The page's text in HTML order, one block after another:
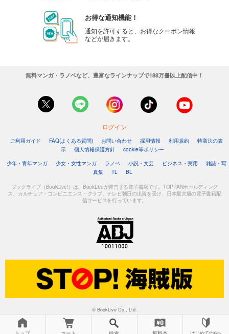
お得な通知機能！
通知を許可すると、お得なクーポン情報
などが届きます。
無料マンガ・ラノベなど、豊富なラインナップで188万冊以上配信中！
ログイン
ご利用ガイド FAQ(よくある質問) お問い合わせ 採用情報 利用規約
特商法の表
示
個人情報保護方針
cookie等ポリシー
少年・青年マンガ
少女・女性マンガ ラノベ 小説・文芸 ビジネス・実用
雑誌・写
真集
TL BL
ブックライブ（BookLive!）は、BookLiveが運営する電子書店です。TOPPANホールディング
ス、カルチュア・コンビニエンス・クラブ、テレビ朝日の出資を受け、日本最大級の電子書籍配
信サービスを行っています。
© BookLive Co., Ltd.